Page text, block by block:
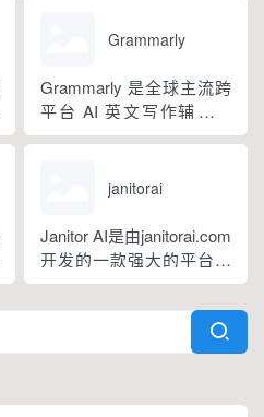
纠正语法、拼写和标点符
Grammarly
Grammarly 是全球主流跨
平台 AI 英文写作辅助工
具，提供免费基础版本，
搭载 GrammarlyGO 智能
AI 生成、抄袭检测、引文
排版、团队文风统一功能
于一体。覆盖客户端、浏
janitorai
Janitor AI是由janitorai.com
开发的一款强大的平台，
允许用户创建具有不同个
性的NSFW虚构聊天机器
人角色。该平台由大型语
言模型驱动，包括OpenAI